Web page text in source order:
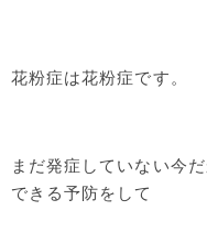
花粉症は花粉症です。
まだ発症していない今
できる予防をして